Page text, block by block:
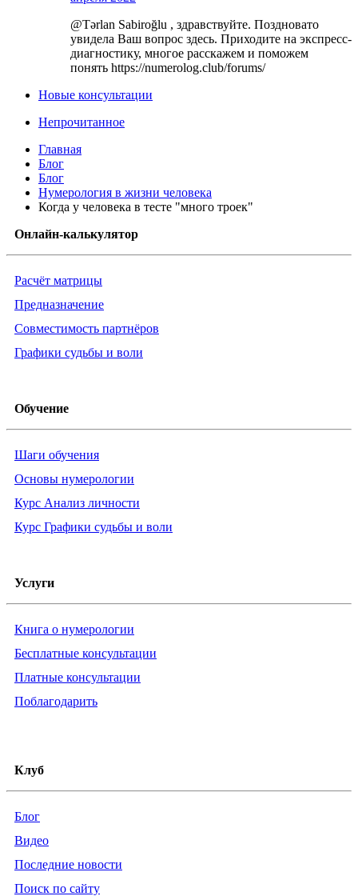
@Tərlan Sabiroğlu , здравствуйте. Поздновато
увидела Ваш вопрос здесь. Приходите на экспресс-
диагностику, многое расскажем и поможем
понять https://numerolog.club/forums/
Новые консультации
Непрочитанное
Главная
Блог
Блог
Нумерология в жизни человека
Когда у человека в тесте "много троек"
Онлайн-калькулятор
Расчёт матрицы
Предназначение
Совместимость партнёров
Графики судьбы и воли
Обучение
Шаги обучения
Основы нумерологии
Курс Анализ личности
Курс Графики судьбы и воли
Услуги
Книга о нумерологии
Бесплатные консультации
Платные консультации
Поблагодарить
Клуб
Блог
Видео
Последние новости
Поиск по сайту